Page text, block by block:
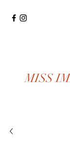
MISS